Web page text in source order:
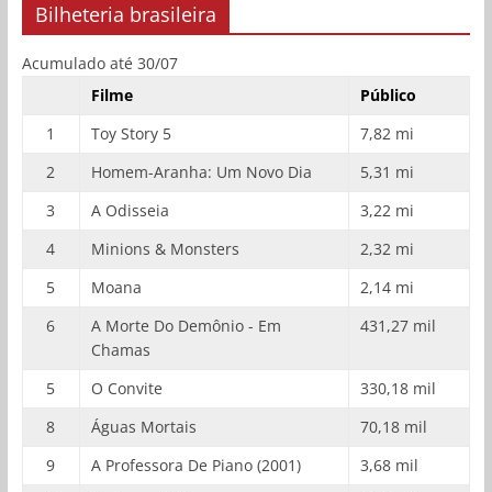
Bilheteria brasileira
Acumulado até 30/07
Filme
Público
1
Toy Story 5
7,82 mi
2
Homem-Aranha: Um Novo Dia
5,31 mi
3
A Odisseia
3,22 mi
4
Minions & Monsters
2,32 mi
5
Moana
2,14 mi
6
A Morte Do Demônio - Em
Chamas
431,27 mil
5 O Convite
330,18 mil
8
Águas Mortais
70,18 mil
9
A Professora De Piano (2001)
3,68 mil